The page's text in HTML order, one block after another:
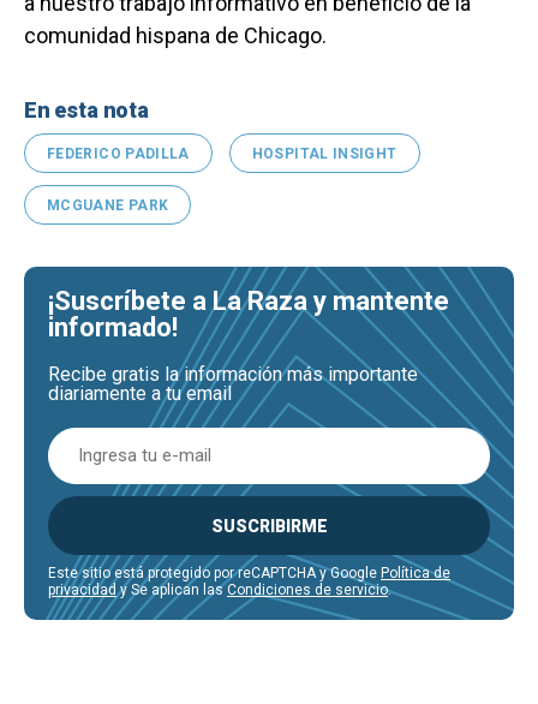
comunidad hispana de Chicago.
En esta nota
FEDERICO PADILLA HOSPITAL INSIGHT
MCGUANE PARK
¡Suscríbete a La Raza y mantente
informado!
Recibe gratis la información más importante
diariamente a tu email
SUSCRIBIRME
Este sitio está protegido por reCAPTCHA y Google Política de
privacidad y Se aplican lasCondiciones de servicio.